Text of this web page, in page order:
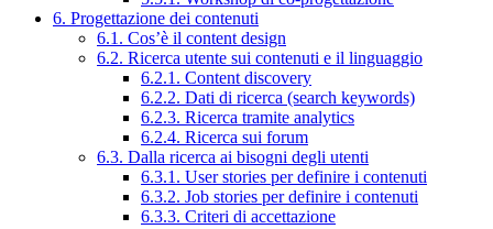
6. Progettazione dei contenuti
6.1. Cos’è il content design
6.2. Ricerca utente sui contenuti e il linguaggio
6.2.1. Content discovery
6.2.2. Dati di ricerca (search keywords)
6.2.3. Ricerca tramite analytics
6.2.4. Ricerca sui forum
6.3. Dalla ricerca ai bisogni degli utenti
6.3.1. User stories per definire i contenuti
6.3.2. Job stories per definire i contenuti
6.3.3. Criteri di accettazione